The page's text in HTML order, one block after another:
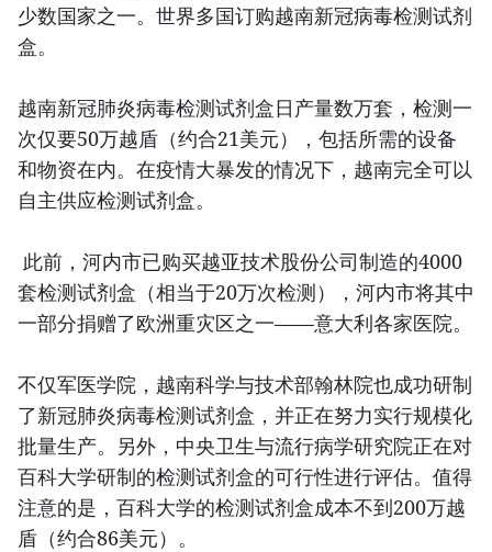
少数国家之一。世界多国订购越南新冠病毒检测试剂
盒。
越南新冠肺炎病毒检测试剂盒日产量数万套，检测一
次仅要50万越盾（约合21美元），包括所需的设备
和物资在内。在疫情大暴发的情况下，越南完全可以
自主供应检测试剂盒。
此前，河内市已购买越亚技术股份公司制造的4000
套检测试剂盒（相当于20万次检测），河内市将其中
一部分捐赠了欧洲重灾区之一——意大利各家医院。
不仅军医学院，越南科学与技术部翰林院也成功研制
了新冠肺炎病毒检测试剂盒，并正在努力实行规模化
批量生产。另外，中央卫生与流行病学研究院正在对
百科大学研制的检测试剂盒的可行性进行评估。值得
注意的是，百科大学的检测试剂盒成本不到200万越
盾（约合86美元）。